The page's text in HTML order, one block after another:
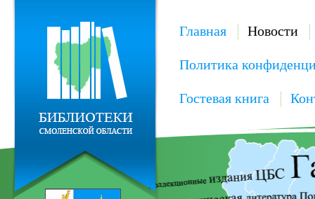
Главная Новости
Политика
Гостевая книга